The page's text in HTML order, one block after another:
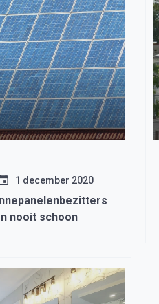
1 december 2020
nooit schoon